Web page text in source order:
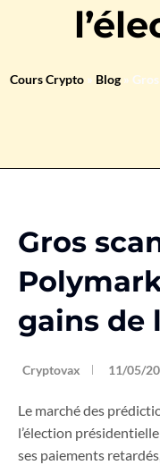
Cours Crypto » Blog »
Gros
gains de
Cryptovax 11/05/
Le marché des
l’élection
ses paiements